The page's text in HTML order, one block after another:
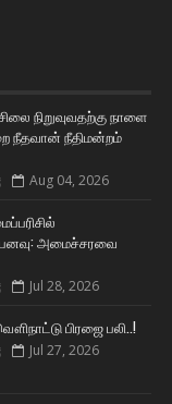
நிறுவுவதற்கு நாளை
நீதவான் நீதிமன்றம்
Aug 04, 2026
அமைச்சரவை
Jul 28, 2026
பிரஜை பலி..!
Jul 27, 2026